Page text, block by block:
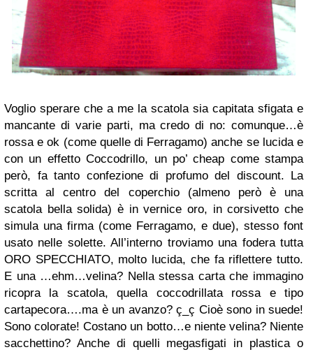
Voglio sperare che a me la scatola sia capitata sfigata e
mancante di varie parti, ma credo di no: comunque…è
rossa e ok (come quelle di Ferragamo) anche se lucida e
con un effetto Coccodrillo, un po’ cheap come stampa
però, fa tanto confezione di profumo del discount. La
scritta al centro del coperchio (almeno però è una
scatola bella solida) è in vernice oro, in corsivetto che
simula una firma (come Ferragamo, e due), stesso font
usato nelle solette. All’interno troviamo una fodera tutta
ORO SPECCHIATO, molto lucida, che fa riflettere tutto.
E una …ehm…velina? Nella stessa carta che immagino
ricopra la scatola, quella coccodrillata rossa e tipo
cartapecora….ma è un avanzo? ç_ç Cioè sono in suede!
Sono colorate! Costano un botto…e niente velina? Niente
sacchettino? Anche di quelli megasfigati in plastica o